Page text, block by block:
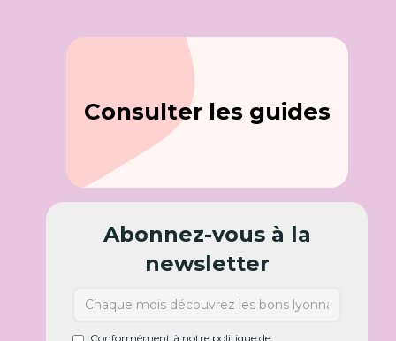
Consulter les guides
Abonnez-vous à la
newsletter
Conformément à notre politique de